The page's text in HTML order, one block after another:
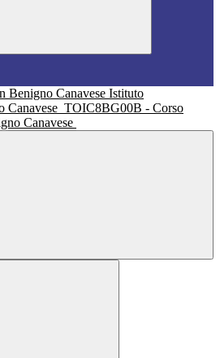
Istituto
Canavese TOIC8BG00B - Corso
Canavese